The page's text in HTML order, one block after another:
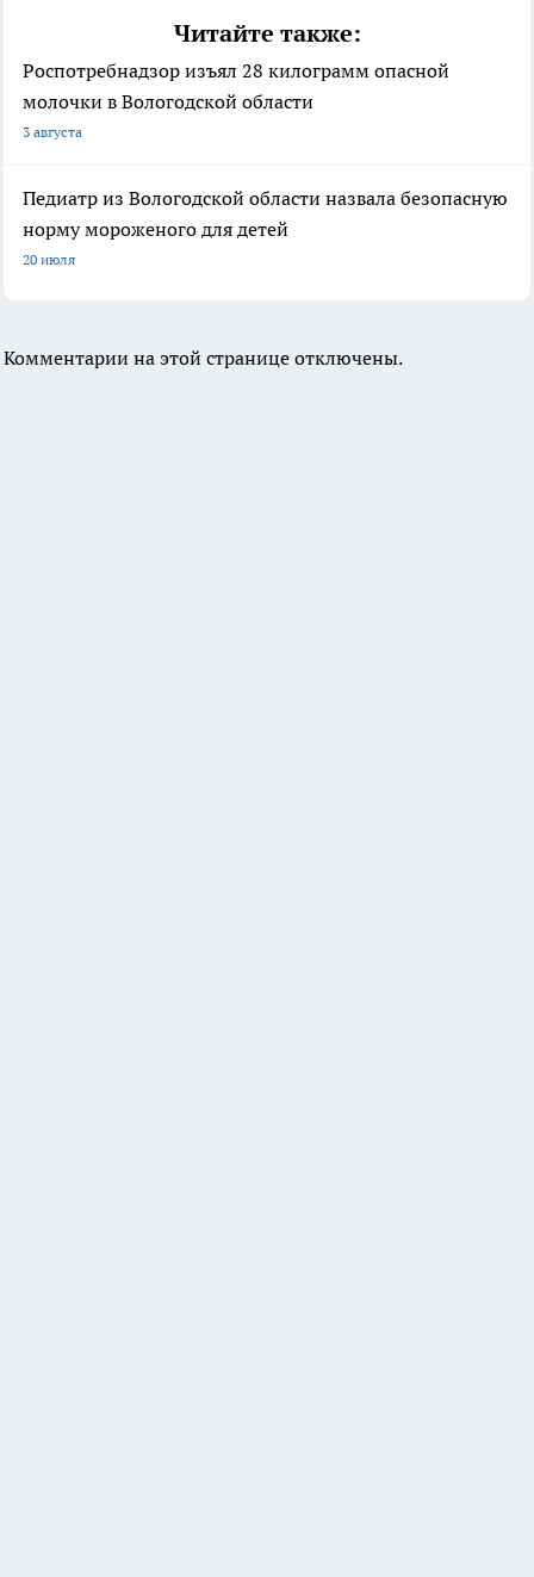
Читайте также:
Роспотребнадзор изъял 28 килограмм опасной
молочки в Вологодской области
3 августа
Педиатр из Вологодской области назвала безопасную
норму мороженого для детей
20 июля
Комментарии на этой странице отключены.